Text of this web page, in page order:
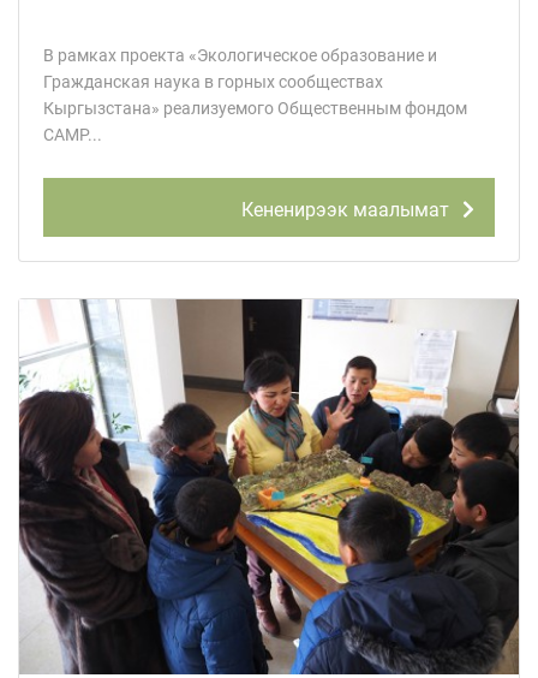
В рамках проекта «Экологическое образование и
Гражданская наука в горных сообществах
Кыргызстана» реализуемого Общественным фондом
САМР...
Кененирээк маалымат